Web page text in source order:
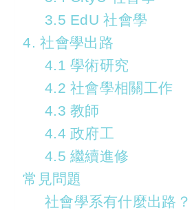
3.5 EdU 社會學
4. 社會學出路
4.1 學術研究
4.2 社會學相關工作
4.3 教師
4.4 政府工
4.5 繼續進修
常見問題
社會學系有什麼出路？